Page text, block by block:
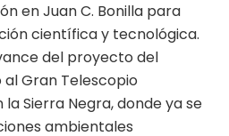
en Juan C. Bonilla para
científica y tecnológica.
del proyecto del
Gran Telescopio
Sierra Negra, donde ya se
ambientales